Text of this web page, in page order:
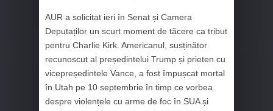
AUR a solicitat ieri în Senat și Camera
Deputaților un scurt moment de tăcere ca tribut
pentru Charlie Kirk. Americanul, susținător
recunoscut al președintelui Trump și prieten cu
vicepreședintele Vance, a fost împușcat mortal
în Utah pe 10 septembrie în timp ce vorbea
despre violențele cu arme de foc în SUA și